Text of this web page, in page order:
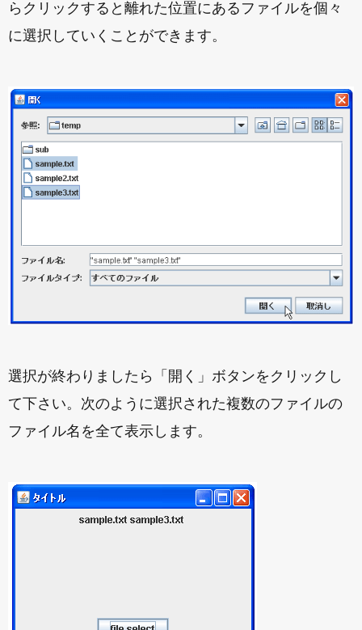
らクリックすると離れた位置にあるファイルを個々
に選択していくことができます。
選択が終わりましたら「開く」ボタンをクリックし
て下さい。次のように選択された複数のファイルの
ファイル名を全て表示します。